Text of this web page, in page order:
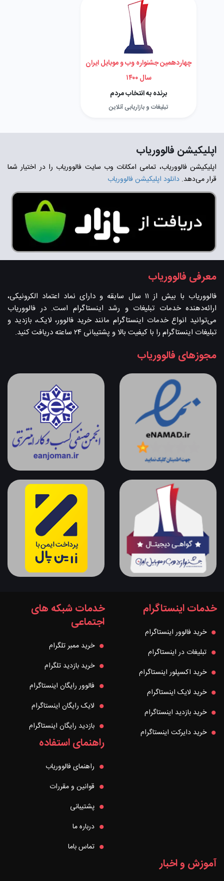
چهاردهمین جشنواره وب و موبایل ایران
سال ۱۴۰۰
برنده به انتخاب مردم
تبلیغات و بازاریابی آنلاین
اپلیکیشن فالووریاب
اپلیکیشن فالووریاب، تمامی امکانات وب سایت فالووریاب را در اختیار شما
قرار می‌دهد. دانلود اپلیکیشن فالووریاب
معرفی فالووریاب
فالووریاب با بیش از ۱۱ سال سابقه و دارای نماد اعتماد الکرونیکی،
ارائه‌دهنده خدمات تبلیغات و رشد اینستاگرام است. در فالووریاب
می‌توانید انواع خدمات اینستاگرام مانند خرید فالوور، لایک، بازدید و
تبلیغات اینستاگرام را با کیفیت بالا و پشتیبانی ۲۴ ساعته دریافت کنید.
مجوزهای فالووریاب
خدمات اینستاگرام
خرید فالوور اینستاگرام
تبلیغات در اینستاگرام
خرید اکسپلور اینستاگرام
خرید لایک اینستاگرام
خرید بازدید اینستاگرام
خرید دایرکت اینستاگرام
خدمات شبکه های
اجتماعی
خرید ممبر تلگرام
خرید بازدید تلگرام
فالوور رایگان اینستاگرام
لایک رایگان اینستاگرام
بازدید رایگان اینستاگرام
راهنمای استفاده
راهنمای فالووریاب
قوانین و مقررات
پشتیبانی
درباره ما
تماس باما
آموزش و اخبار